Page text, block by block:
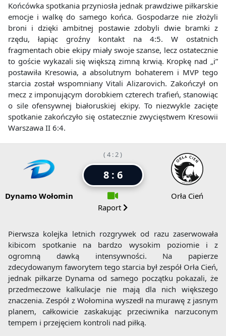
Końcówka spotkania przyniosła jednak prawdziwe piłkarskie
emocje i walkę do samego końca. Gospodarze nie złożyli
broni i dzięki ambitnej postawie zdobyli dwie bramki z
rzędu, łapiąc groźny kontakt na 4:5. W ostatnich
fragmentach obie ekipy miały swoje szanse, lecz ostatecznie
to goście wykazali się większą zimną krwią. Kropkę nad „i”
postawiła Kresowia, a absolutnym bohaterem i MVP tego
starcia został wspomniany Vitali Alizarovich. Zakończył on
mecz z imponującym dorobkiem czterech trafień, stanowiąc
o sile ofensywnej białoruskiej ekipy. To niezwykle zacięte
spotkanie zakończyło się ostatecznie zwycięstwem Kresowii
Warszawa II 6:4.
Dynamo Wołomin
( 4 : 2 )
8 : 6
Raport
Orła Cień
Pierwsza kolejka letnich rozgrywek od razu zaserwowała
kibicom spotkanie na bardzo wysokim poziomie i z
ogromną dawką intensywności. Na papierze
zdecydowanym faworytem tego starcia był zespół Orła Cień,
jednak piłkarze Dynama od samego początku pokazali, że
przedmeczowe kalkulacje nie mają dla nich większego
znaczenia. Zespół z Wołomina wyszedł na murawę z jasnym
planem, całkowicie zaskakując przeciwnika narzuconym
tempem i przejęciem kontroli nad piłką.